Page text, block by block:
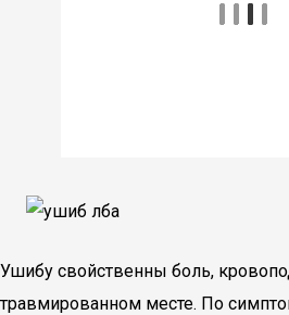
Ушибу свойственны боль,
травмированном месте. По